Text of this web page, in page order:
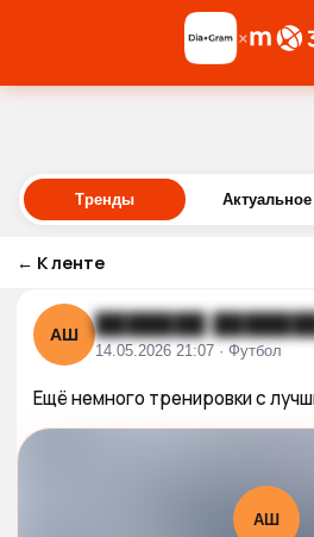
×
Тренды Актуальное
← К ленте
АШ ███████
14.05.2026 21:07 · Футбол
Ещё немного тренировки с
АШ